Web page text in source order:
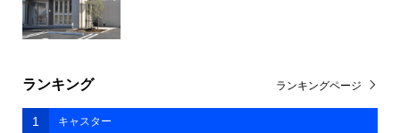
ランキング
1 キャスター
ランキングページ